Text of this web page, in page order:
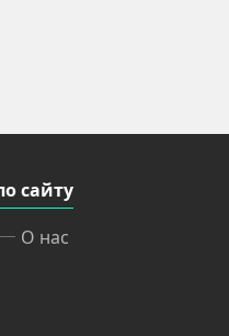
сайту
О нас